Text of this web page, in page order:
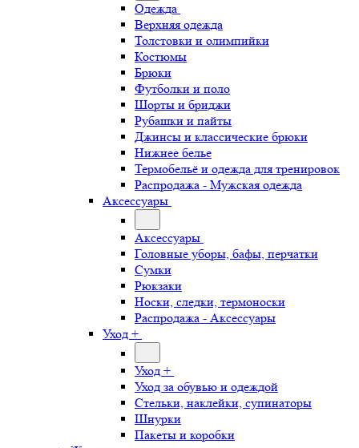
Одежда
Верхняя одежда
Толстовки и олимпийки
Костюмы
Брюки
Футболки и поло
Шорты и бриджи
Рубашки и пайты
Джинсы и классические брюки
Нижнее белье
Термобельё и одежда для тренировок
Распродажа - Мужская одежда
Аксессуары
Аксессуары
Головные уборы, бафы, перчатки
Сумки
Рюкзаки
Носки, следки, термоноски
Распродажа - Аксессуары
Уход +
Уход +
Уход за обувью и одеждой
Стельки, наклейки, супинаторы
Шнурки
Пакеты и коробки